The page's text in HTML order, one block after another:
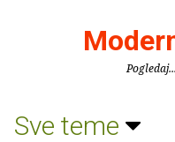
Sve teme